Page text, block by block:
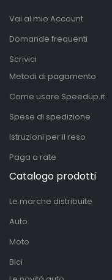
Vai al mio Account
Domande frequenti
Scrivici
Metodi di pagamento
Come usare Speedup.it
Spese di spedizione
Istruzioni per il reso
Paga a rate
Catalogo prodotti
Le marche distribuite
Auto
Moto
Bici